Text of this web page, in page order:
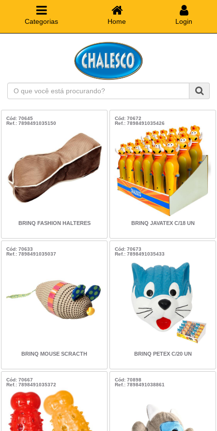
Categorias Home Login
que
está
procurando?
Cód: 70645
Ref.: 7898491035150
BRINQ FASHION HALTERES
Cód: 70672
Ref.: 7898491035426
BRINQ JAVATEX C/18 UN
Cód: 70633
Ref.: 7898491035037
BRINQ MOUSE SCRACTH
Cód: 70673
Ref.: 7898491035433
BRINQ PETEX C/20 UN
Cód: 70667
Ref.: 7898491035372
Cód: 70898
Ref.: 7898491038861